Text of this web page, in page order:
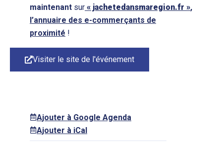
maintenant sur « jachetedansmaregion.fr »,
l’annuaire des e-commerçants de
proximité !
Visiter le site de l'événement
Ajouter à Google Agenda
Ajouter à iCal